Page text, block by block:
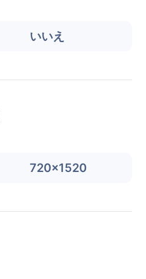
いいえ
720x1520